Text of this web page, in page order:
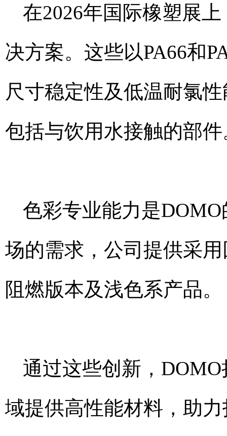
在2026年国际橡塑展
决方案。这些以PA66和
尺寸稳定性及低温耐氯
包括与饮用水接触的部件
色彩专业能力是
场的需求，公司提供采
阻燃版本及浅色系产品。
通过这些创新，
域提供高性能材料，助